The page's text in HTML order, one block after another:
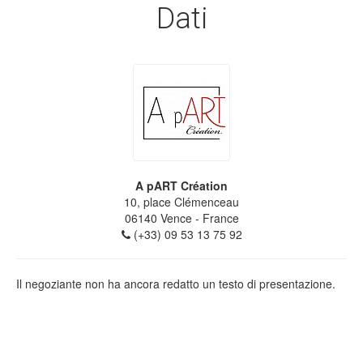
Dati
A pART Création
10, place Clémenceau
06140 Vence- France
(+33) 09 53 13 75 92
Il negoziante non ha ancora redatto un testo di presentazione.